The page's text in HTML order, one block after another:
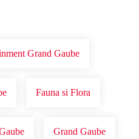
Grand Gaube
Fauna si Flora
Grand Gaube